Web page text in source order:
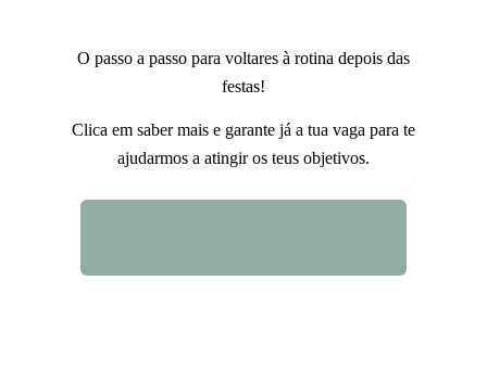
O passo a passo para voltares à rotina depois das
festas!
Clica em saber mais e garante já a tua vaga para te
ajudarmos a atingir os teus objetivos.